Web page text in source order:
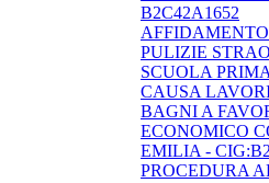
B2C42A1652
PULIZIE
SCUOLA
CAUSA
BAGNI A
ECONOMICO
EMILIA -
PROCEDURA